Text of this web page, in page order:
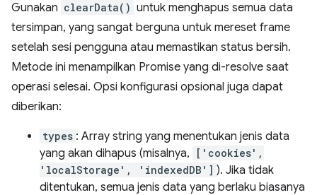
Gunakan clearData() untuk menghapus semua data
tersimpan, yang sangat berguna untuk mereset frame
setelah sesi pengguna atau memastikan status bersih.
Metode ini menampilkan Promise yang di-resolve saat
operasi selesai. Opsi konfigurasi opsional juga dapat
diberikan:
types : Array string yang menentukan jenis data
yang akan dihapus (misalnya,
['cookies',
'localStorage', 'indexedDB'] ). Jika tidak
ditentukan, semua jenis data yang berlaku biasanya